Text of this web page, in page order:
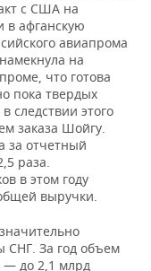
с США на
в афганскую
авиапрома
на
что готова
пока твердых
следствии этого
заказа Шойгу.
за отчетный
раза.
в этом году
выручки.
СНГ. За год объем
— до 2,1 млрд